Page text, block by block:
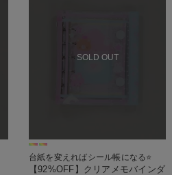
SOLD OUT
台紙を変えればシール帳になる⭐
【92%OFF】クリアメモバインダ